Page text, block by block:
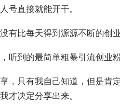
号直接就能开干。
有比每天得到源源不断的创
听到的最简单粗暴引流创业粉
，只有我自己知道，但是肯
才决定分享出来。